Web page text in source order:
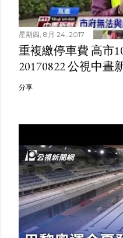
星期四, 8月 24, 2017
重複繳停車費 高市
20170822 公視中晝
分享